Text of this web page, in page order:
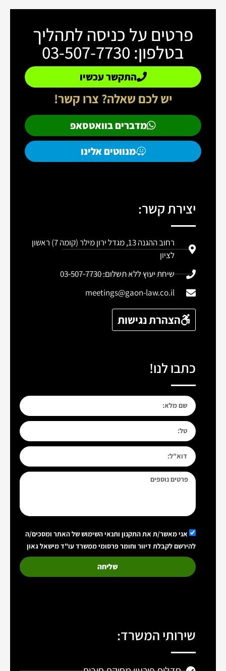
פרטים על כניסה לתהליך
בטלפון: 03-507-7730
התקשר עכשיו
יש לכם שאלה? צרו קשר!
מדברים בוואטסאפ
מנווטים אלינו
יצירת קשר:
רחוב ההגנה 13, מגדל ירון מילר (קומה 7) ראשון
לציון
שיחת יעוץ ללא תשלום: 03-507-7730
meetings@gaon-law.co.il
הצהרת נגישות
כתבו לנו!
אני מאשר/ת את התקנון ותנאי השימוש של האתר ומסכים/ה
להירשם לקבלת דיוור וחומר פרסומי ממשרד עו"ד מישאל גאון
שליחה
שירותי המשרד: